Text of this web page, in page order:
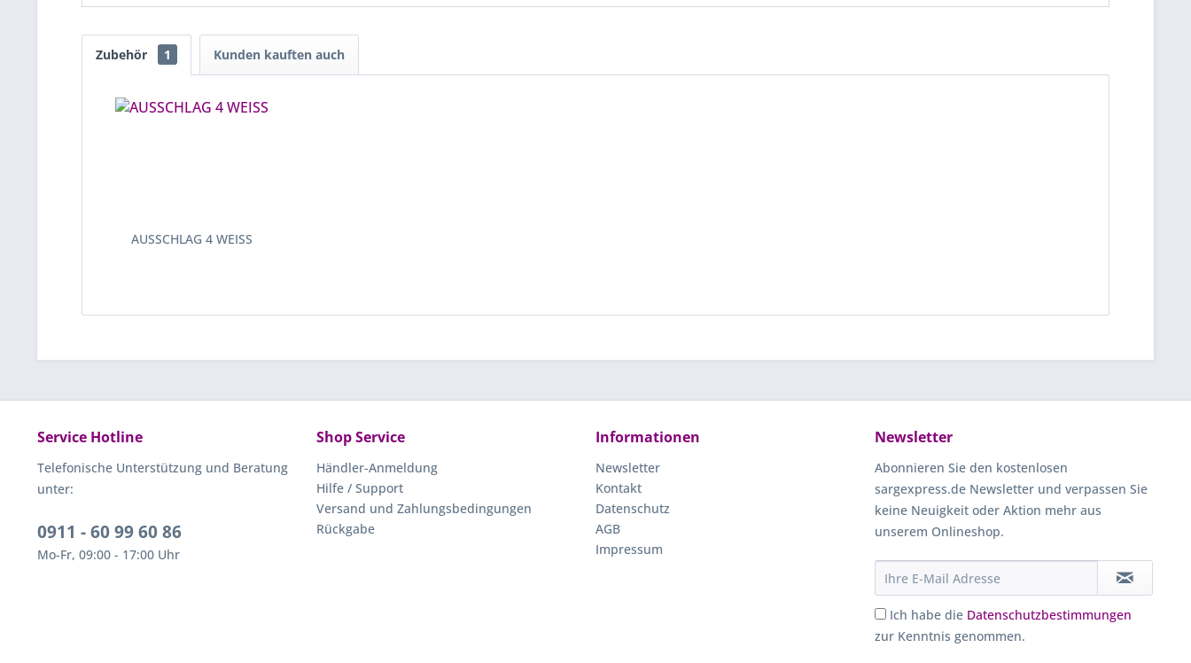
Zubehör 1 Kunden kauften auch
AUSSCHLAG 4 WEISS
Service Hotline
Telefonische Unterstützung und Beratung
unter:
0911 - 60 99 60 86
Mo-Fr, 09:00 - 17:00 Uhr
Shop Service
Händler-Anmeldung
Hilfe / Support
Versand und Zahlungsbedingungen
Rückgabe
Informationen
Newsletter
Kontakt
Datenschutz
AGB
Impressum
Newsletter
Abonnieren Sie den kostenlosen
sargexpress.de Newsletter und verpassen Sie
keine Neuigkeit oder Aktion mehr aus
unserem Onlineshop.
Ich habe die Datenschutzbestimmungen
zur Kenntnis genommen.